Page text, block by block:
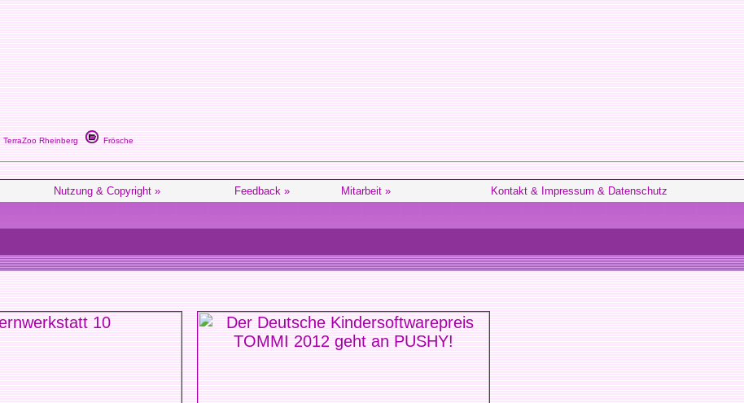
Rheinberg Frösche
Nutzung & Copyright » Feedback » Mitarbeit » Kontakt & Impressum & Datenschutz